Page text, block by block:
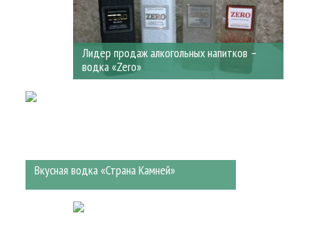
Лидер продаж алкогольных напитков –
водка «Zero»
Вкусная водка «Страна Камней»